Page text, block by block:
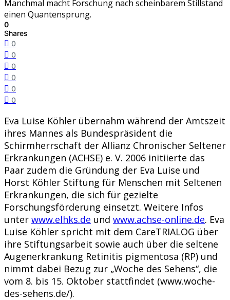
Manchmal macht Forschung nach scheinbarem Stillstand
einen Quantensprung.
0
Shares
0
0
0
0
0
0
Eva Luise Köhler übernahm während der Amtszeit
ihres Mannes als Bundespräsident die
Schirmherrschaft der Allianz Chronischer Seltener
Erkrankungen (ACHSE) e. V. 2006 initiierte das
Paar zudem die Gründung der Eva Luise und
Horst Köhler Stiftung für Menschen mit Seltenen
Erkrankungen, die sich für gezielte
Forschungsförderung einsetzt. Weitere Infos
unter www.elhks.de und www.achse-online.de. Eva
Luise Köhler spricht mit dem CareTRIALOG über
ihre Stiftungsarbeit sowie auch über die seltene
Augenerkrankung Retinitis pigmentosa (RP) und
nimmt dabei Bezug zur „Woche des Sehens“, die
vom 8. bis 15. Oktober stattfindet (www.woche-
des-sehens.de/).